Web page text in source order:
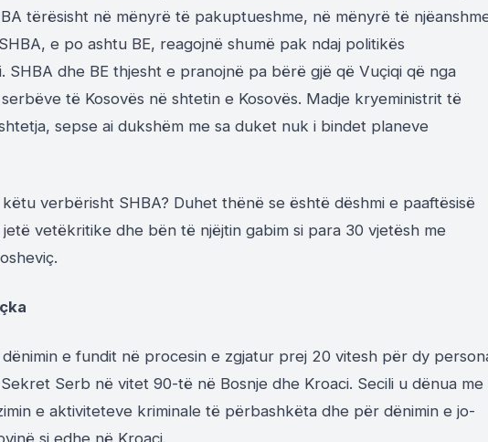
tërësisht në mënyrë të pakuptueshme, në mënyrë të
e po ashtu BE, reagojnë shumë pak ndaj politikës
dhe BE thjesht e pranojnë pa bërë gjë që Vuçiqi që nga
të Kosovës në shtetin e Kosovës. Madje kryeministrit të
sepse ai dukshëm me sa duket nuk i bindet planeve
këtu verbërisht SHBA? Duhet thënë se është dëshmi e paaftësisë
vetëkritike dhe bën të njëjtin gabim si para 30 vjetësh me
dënimin e fundit në procesin e zgjatur prej 20 vitesh për dy
Serb në vitet 90-të në Bosnje dhe Kroaci. Secili u dënua me
e aktiviteteve kriminale të përbashkëta dhe për dënimin e jo-